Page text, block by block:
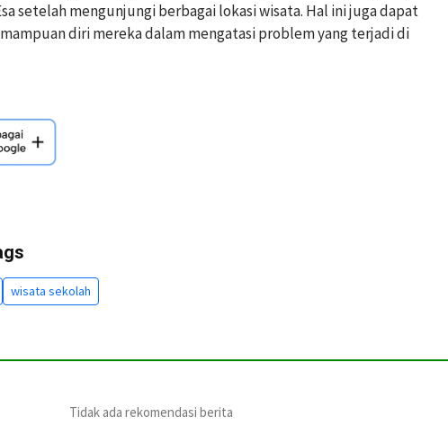
setelah mengunjungi berbagai lokasi wisata. Hal ini juga dapat
diri mereka dalam mengatasi problem yang terjadi di
wisata sekolah
Tidak ada rekomendasi berita